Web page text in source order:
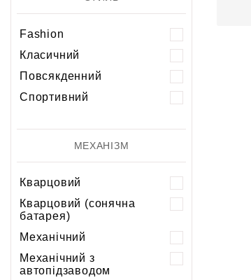
Fashion
Класичний
Повсякденний
Спортивний
МЕХАНІЗМ
Кварцовий
Кварцовий (сонячна
батарея)
Механічний
Механічний з
автопідзаводом